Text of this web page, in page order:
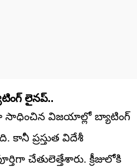
లైనప్..
సాధించిన విజయాల్లో బ్యాటింగ్
ప్రస్తుత విదేశీ
చేతులెత్తేశారు. క్రీజులోకి